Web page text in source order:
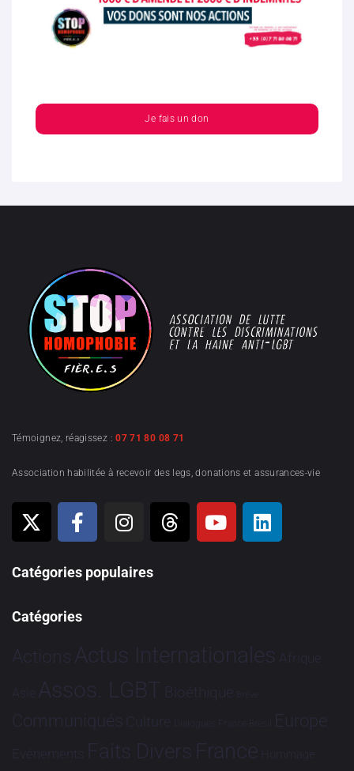
Je fais un don
Témoignez, réagissez :07 71 80 08 71
Association habilitée à recevoir des legs, donations et assurances-vie
Catégories populaires
Catégories
Actions Actus Internationales Afrique
Asie Assos. LGBT Bioéthique Brève
Communiqués Culture Dialogues France-Brésil Europe
Evénements Faits Divers France Hommage